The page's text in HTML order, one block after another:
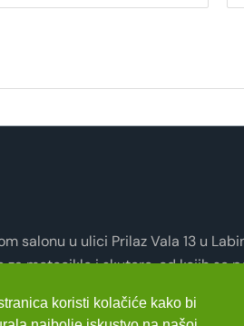
salonu u ulici Prilaz Vala 13 u
za motocikle i skutere, od kojih se
Seventy Degrees,
koristi kolačiće kako bi